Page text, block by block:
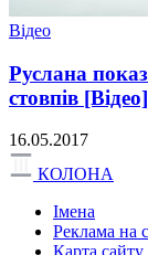
Відео
Руслана
стовпів [Відео]
16.05.2017
КОЛОНА
Імена
Реклама на